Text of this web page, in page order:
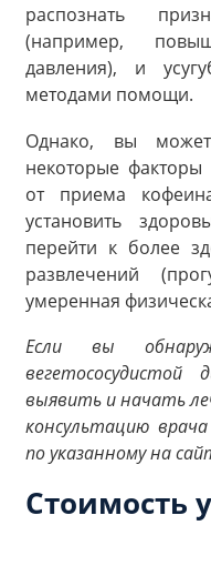
распознать
(например,
давления), и
методами помощи.
Однако, вы
некоторые факторы
от приема
установить
перейти к более
развлечений
умеренная
Если вы
выявить и начать
консультацию
по указанному на
Стоимость